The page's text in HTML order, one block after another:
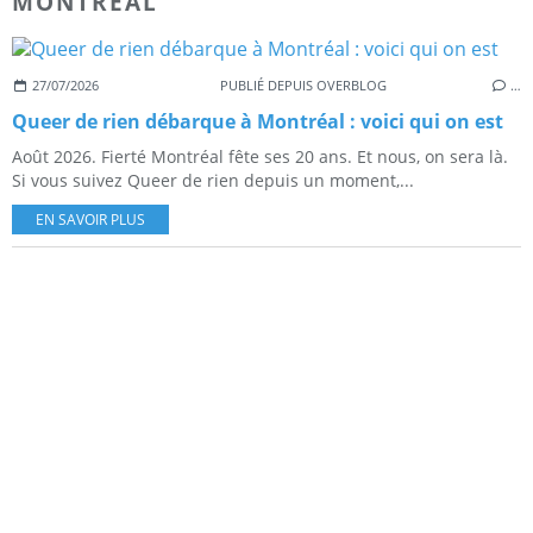
27/07/2026 PUBLIÉ DEPUIS OVERBLOG …
Queer de rien débarque à Montréal : voici qui on est
Août 2026. Fierté Montréal fête ses 20 ans. Et nous, on sera là.
Si vous suivez Queer de rien depuis un moment,...
EN SAVOIR PLUS